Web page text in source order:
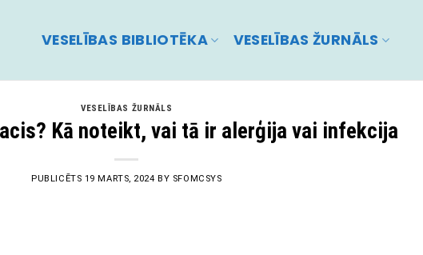
VESELĪBAS BIBLIOTĒKA VESELĪBAS ŽURNĀLS
VESELĪBAS ŽURNĀLS
Kā noteikt, vai tā ir alerģija vai infekcija
PUBLICĒTS 19 MARTS, 2024 BY SFOMCSYS